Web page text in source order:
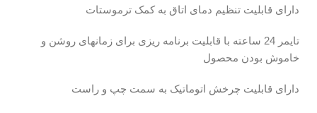
دارای قابلیت تنظیم دمای اتاق به کمک ترموستات
تایمر 24 ساعته با قابلیت برنامه ریزی برای زمانهای روشن و
خاموش بودن محصول
دارای قابلیت چرخش اتوماتیک به سمت چپ و راست